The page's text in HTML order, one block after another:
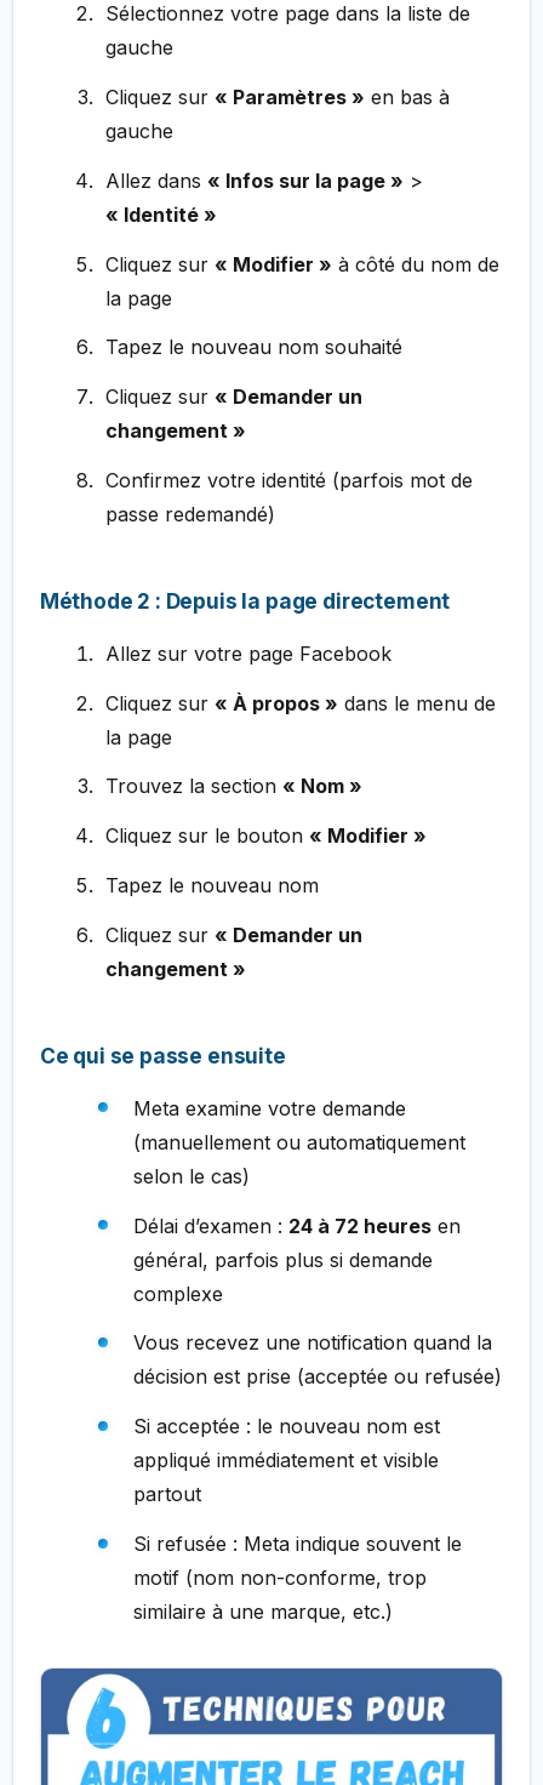
Sélectionnez votre page dans la liste de
gauche
Cliquez sur « Paramètres » en bas à
gauche
Allez dans « Infos sur la page » >
« Identité »
Cliquez sur « Modifier » à côté du nom de
la page
Tapez le nouveau nom souhaité
Cliquez sur « Demander un
changement »
Confirmez votre identité (parfois mot de
passe redemandé)
Méthode 2 : Depuis la page directement
Allez sur votre page Facebook
Cliquez sur « À propos » dans le menu de
la page
Trouvez la section « Nom »
Cliquez sur le bouton « Modifier »
Tapez le nouveau nom
Cliquez sur « Demander un
changement »
Ce qui se passe ensuite
Meta examine votre demande
(manuellement ou automatiquement
selon le cas)
Délai d’examen : 24 à 72 heuresen
général, parfois plus si demande
complexe
Vous recevez une notification quand la
décision est prise (acceptée ou refusée)
Si acceptée : le nouveau nom est
appliqué immédiatement et visible
partout
Si refusée : Meta indique souvent le
motif (nom non-conforme, trop
similaire à une marque, etc.)